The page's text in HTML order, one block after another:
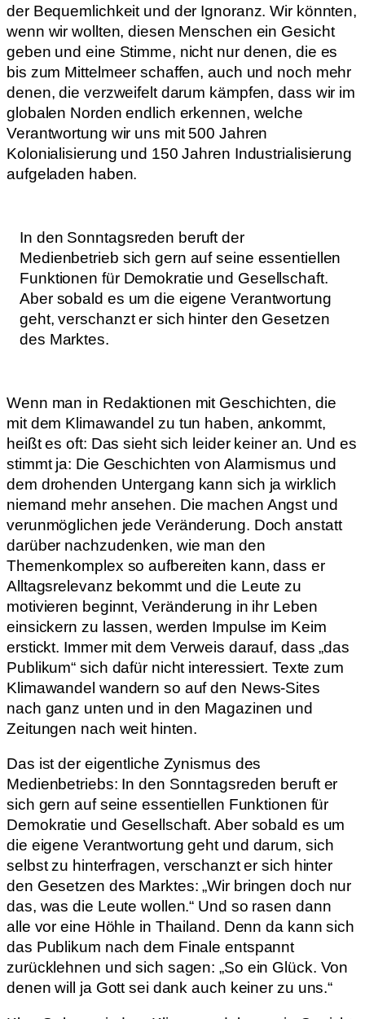
der Bequemlichkeit und der Ignoranz. Wir könnten,
wenn wir wollten, diesen Menschen ein Gesicht
geben und eine Stimme, nicht nur denen, die es
bis zum Mittelmeer schaffen, auch und noch mehr
denen, die verzweifelt darum kämpfen, dass wir im
globalen Norden endlich erkennen, welche
Verantwortung wir uns mit 500 Jahren
Kolonialisierung und 150 Jahren Industrialisierung
aufgeladen haben.
In den Sonntagsreden beruft der
Medienbetrieb sich gern auf seine essentiellen
Funktionen für Demokratie und Gesellschaft.
Aber sobald es um die eigene Verantwortung
geht, verschanzt er sich hinter den Gesetzen
des Marktes.
Wenn man in Redaktionen mit Geschichten, die
mit dem Klimawandel zu tun haben, ankommt,
heißt es oft: Das sieht sich leider keiner an. Und es
stimmt ja: Die Geschichten von Alarmismus und
dem drohenden Untergang kann sich ja wirklich
niemand mehr ansehen. Die machen Angst und
verunmöglichen jede Veränderung. Doch anstatt
darüber nachzudenken, wie man den
Themenkomplex so aufbereiten kann, dass er
Alltagsrelevanz bekommt und die Leute zu
motivieren beginnt, Veränderung in ihr Leben
einsickern zu lassen, werden Impulse im Keim
erstickt. Immer mit dem Verweis darauf, dass „das
Publikum“ sich dafür nicht interessiert. Texte zum
Klimawandel wandern so auf den News-Sites
nach ganz unten und in den Magazinen und
Zeitungen nach weit hinten.
Das ist der eigentliche Zynismus des
Medienbetriebs: In den Sonntagsreden beruft er
sich gern auf seine essentiellen Funktionen für
Demokratie und Gesellschaft. Aber sobald es um
die eigene Verantwortung geht und darum, sich
selbst zu hinterfragen, verschanzt er sich hinter
den Gesetzen des Marktes: „Wir bringen doch nur
das, was die Leute wollen.“ Und so rasen dann
alle vor eine Höhle in Thailand. Denn da kann sich
das Publikum nach dem Finale entspannt
zurücklehnen und sich sagen: „So ein Glück. Von
denen will ja Gott sei dank auch keiner zu uns.“